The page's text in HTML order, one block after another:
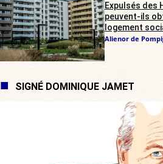
Expulsés des
peuvent-ils
logement
Alienor de
SIGNÉ DOMINIQUE JAMET